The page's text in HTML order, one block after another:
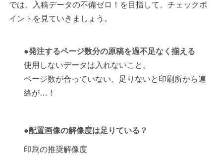
では、入稿データの不備ゼロ！を目指して、チェックポ
イントを見ていきましょう。
●発注するページ数分の原稿を過不足なく揃える
使用しないデータは入れないこと。
ページ数が合っていない、足りないと印刷所から連
絡が…！
●配置画像の解像度は足りている？
印刷の推奨解像度